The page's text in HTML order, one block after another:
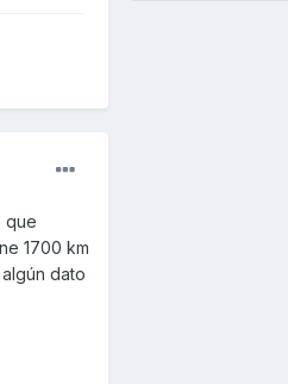
que
1700 km
dato